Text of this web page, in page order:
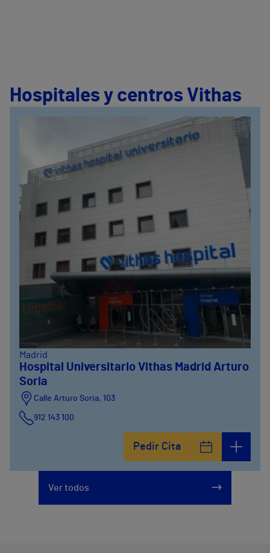
Hospitales y centros Vithas
Madrid
Hospital Universitario Vithas Madrid Arturo
Soria
Calle Arturo Soria, 103
912 143 100
Pedir Cita
Ver todos